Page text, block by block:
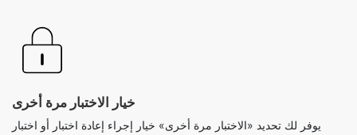
خيار الاختبار مرة أخرى
يوفر لك تحديد «الاختبار مرة أخرى» خيار إجراء إعادة اختبار أو اختبار